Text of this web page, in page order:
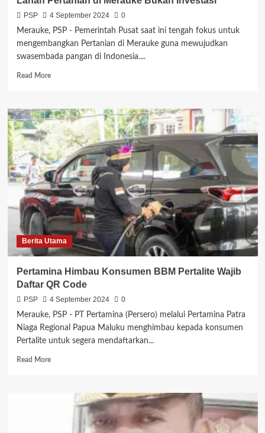
PSP 4 September 2024
0
Merauke, PSP - Pemerintah Pusat saat ini tengah fokus untuk
mengembangkan Pertanian di Merauke guna mewujudkan
swasembada pangan di Indonesia....
Read MoreRead
Bupati
Romanus
Kembali
Tegaskan
Optimalisasi
Lahan
Pertanian
di
Merauke
Bukan
Investasi
Berita Utama
Pertamina Himbau Konsumen BBM Pertalite Wajib
Daftar QR Code
PSP 4 September 2024
0
Merauke, PSP - PT Pertamina (Persero) melalui Pertamina Patra
Niaga Regional Papua Maluku menghimbau kepada konsumen
Pertalite untuk segera mendaftarkan...
Read MoreRead
Pertamina